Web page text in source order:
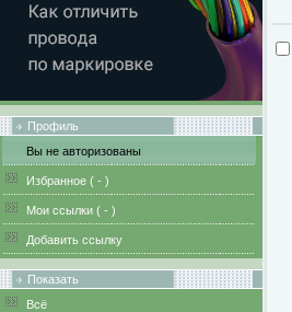
Профиль
Вы не авторизованы
Избранное ( - )
Мои ссылки ( - )
Добавить ссылку
Показать
Всё